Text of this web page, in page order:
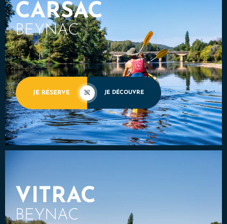
CARSAC
BEYNAC
JE RÉSERVE JE DÉCOUVRE
VITRAC
BEYNAC